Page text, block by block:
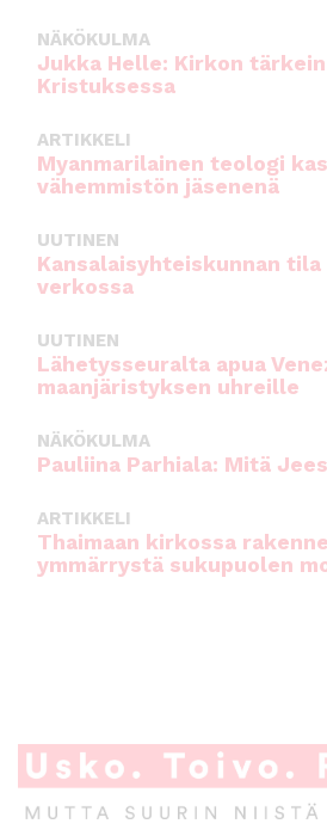
NÄKÖKULMA
Jukka Helle: Kirkon
Kristuksessa
ARTIKKELI
Myanmarilainen teologi
vähemmistön jäsenenä
UUTINEN
Kansalaisyhteiskunnan tila
verkossa
UUTINEN
Lähetysseuralta apua
maanjäristyksen uhreille
NÄKÖKULMA
Pauliina Parhiala: Mitä
ARTIKKELI
Thaimaan kirkossa
ymmärrystä sukupuolen